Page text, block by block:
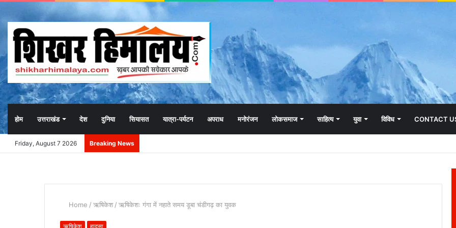
होम उत्तराखंड देश दुनिया सियासत यात्रा-पर्यटन अपराध मनोरंजन लोकसमाज साहित्य युवा विविध CONTACT
Friday, August 7 2026 Breaking News
Home / ऋषिकेश / ऋषिकेशः गंगा में नहाते समय डूबा चंडीगढ़ का युवक
ऋषिकेश हादसा